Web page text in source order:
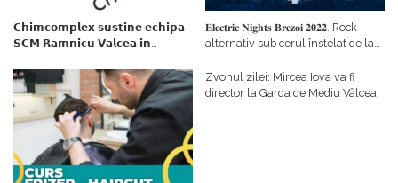
𝗖𝗵𝗶𝗺𝗰𝗼𝗺𝗽𝗹𝗲𝘅 𝘀𝘂𝘀𝘁𝗶𝗻𝗲 𝗲𝗰𝗵𝗶𝗽𝗮
𝗦𝗖𝗠 𝗥𝗮𝗺𝗻𝗶𝗰𝘂 𝗩𝗮𝗹𝗰𝗲𝗮 𝗶𝗻
𝗳𝗶𝗻𝗮𝗻𝘁𝗮𝘁𝗼𝗿
𝐄𝐥𝐞𝐜𝐭𝐫𝐢𝐜 𝐍𝐢𝐠𝐡𝐭𝐬 𝐁𝐫𝐞𝐳𝐨𝐢 𝟐𝟎𝟐𝟐. Rock
alternativ sub cerul înstelat de la
Zvonul zilei: Mircea Iova va fi
director la Garda de Mediu Vâlcea